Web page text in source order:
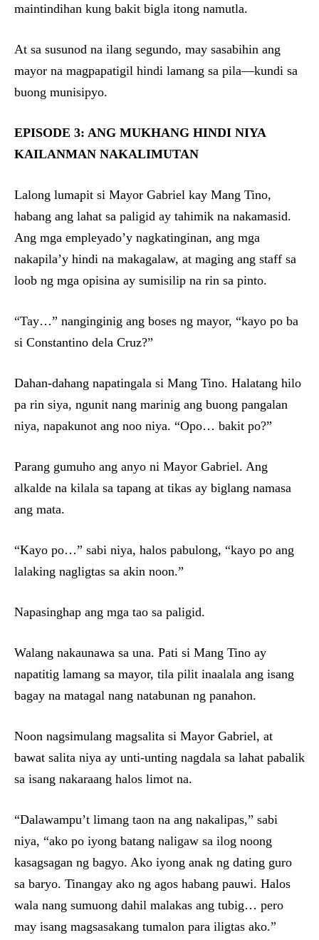
maintindihan kung bakit bigla itong namutla.
At sa susunod na ilang segundo, may sasabihin ang
mayor na magpapatigil hindi lamang sa pila—kundi sa
buong munisipyo.
EPISODE 3: ANG MUKHANG HINDI NIYA
KAILANMAN NAKALIMUTAN
Lalong lumapit si Mayor Gabriel kay Mang Tino,
habang ang lahat sa paligid ay tahimik na nakamasid.
Ang mga empleyado’y nagkatinginan, ang mga
nakapila’y hindi na makagalaw, at maging ang staff sa
loob ng mga opisina ay sumisilip na rin sa pinto.
“Tay…” nanginginig ang boses ng mayor, “kayo po ba
si Constantino dela Cruz?”
Dahan-dahang napatingala si Mang Tino. Halatang hilo
pa rin siya, ngunit nang marinig ang buong pangalan
niya, napakunot ang noo niya. “Opo… bakit po?”
Parang gumuho ang anyo ni Mayor Gabriel. Ang
alkalde na kilala sa tapang at tikas ay biglang namasa
ang mata.
“Kayo po…” sabi niya, halos pabulong, “kayo po ang
lalaking nagligtas sa akin noon.”
Napasinghap ang mga tao sa paligid.
Walang nakaunawa sa una. Pati si Mang Tino ay
napatitig lamang sa mayor, tila pilit inaalala ang isang
bagay na matagal nang natabunan ng panahon.
Noon nagsimulang magsalita si Mayor Gabriel, at
bawat salita niya ay unti-unting nagdala sa lahat pabalik
sa isang nakaraang halos limot na.
“Dalawampu’t limang taon na ang nakalipas,” sabi
niya, “ako po iyong batang naligaw sa ilog noong
kasagsagan ng bagyo. Ako iyong anak ng dating guro
sa baryo. Tinangay ako ng agos habang pauwi. Halos
wala nang sumuong dahil malakas ang tubig… pero
may isang magsasakang tumalon para iligtas ako.”